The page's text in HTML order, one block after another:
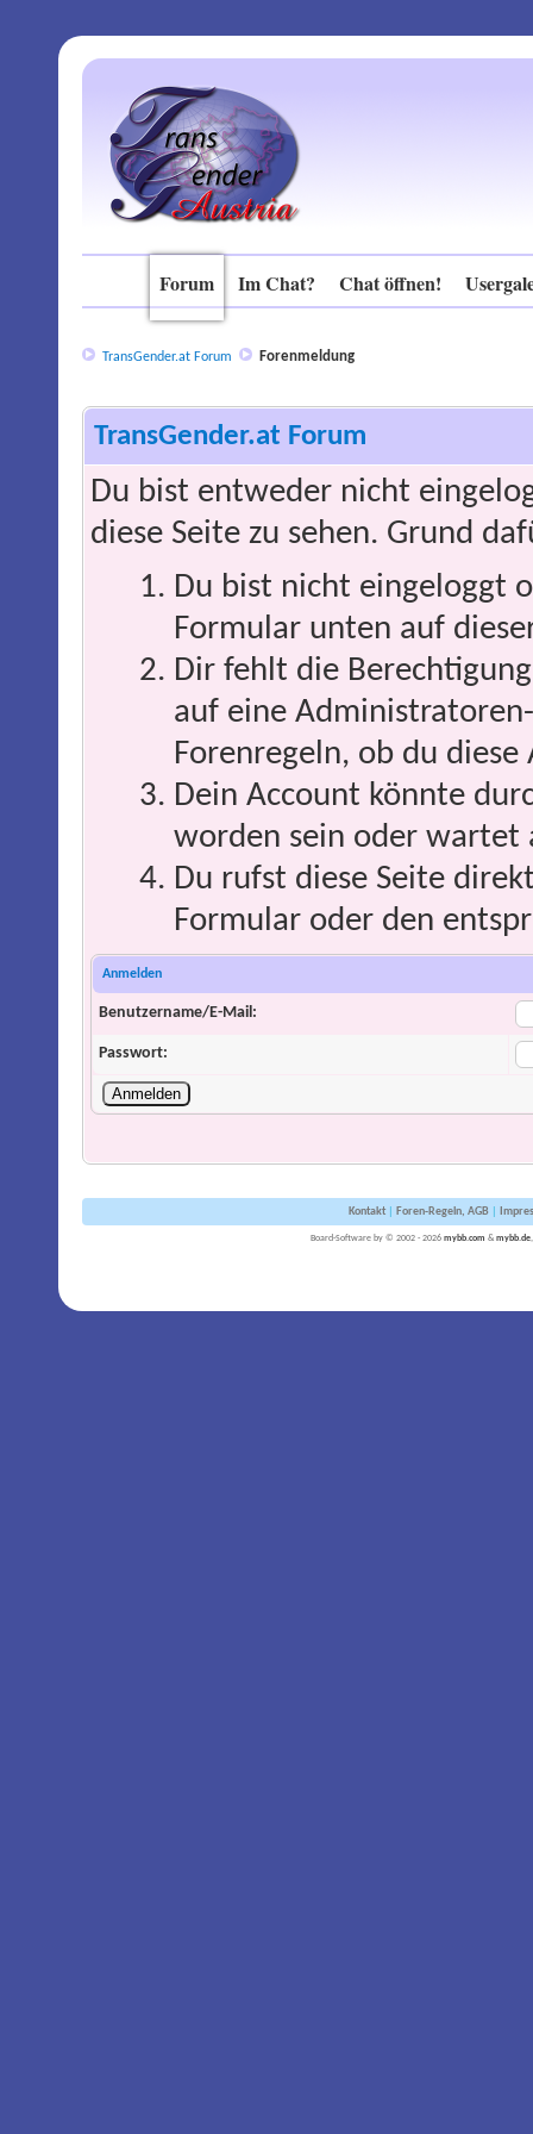
Forum Im Chat? Chat öffnen!
TransGender.at Forum Forenmeldung
TransGender.at Forum
Du bist entweder nicht
diese Seite zu sehen. Grund
Du bist nicht eingeloggt
Formular unten auf
Dir fehlt die
auf eine
Forenregeln, ob du
Dein Account könnte
worden sein oder wartet
Du rufst diese Seite
Formular oder den
Anmelden
Benutzername/E-Mail:
Passwort:
Kontakt| Foren-Regeln, AGB|
Board-Software by © 2002 - 2026 mybb.com & mybb.de